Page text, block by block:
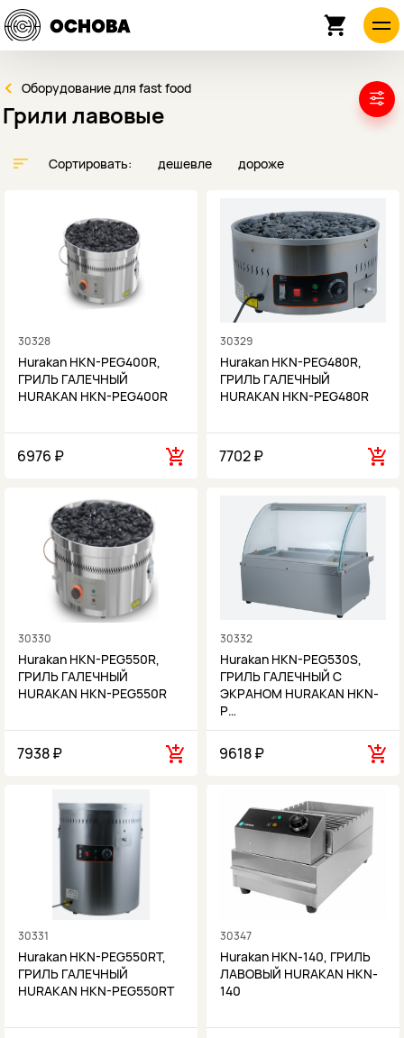
Оборудование для fast food
Грили лавовые
Сортировать: дешевле дороже
30328
Hurakan HKN-PEG400R,
ГРИЛЬ ГАЛЕЧНЫЙ
HURAKAN HKN-PEG400R
6976 ₽
30329
Hurakan HKN-PEG480R,
ГРИЛЬ ГАЛЕЧНЫЙ
HURAKAN HKN-PEG480R
7702 ₽
30330
Hurakan HKN-PEG550R,
ГРИЛЬ ГАЛЕЧНЫЙ
HURAKAN HKN-PEG550R
7938 ₽
30332
Hurakan HKN-PEG530S,
ГРИЛЬ ГАЛЕЧНЫЙ С
ЭКРАНОМ HURAKAN HKN-
P…
9618 ₽
30331
Hurakan HKN-PEG550RT,
ГРИЛЬ ГАЛЕЧНЫЙ
HURAKAN HKN-PEG550RT
30347
Hurakan HKN-140, ГРИЛЬ
ЛАВОВЫЙ HURAKAN HKN-
140